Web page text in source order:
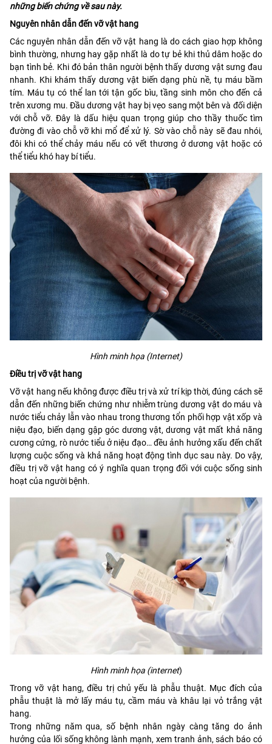
những biến chứng về sau này.
Nguyên nhân dẫn đến vỡ vật hang
Các nguyên nhân dẫn đến vỡ vật hang là do cách giao hợp không
bình thường, nhưng hay gặp nhất là do tự bẻ khi thủ dâm hoặc do
bạn tình bẻ. Khi đó bản thân người bệnh thấy dương vật sưng đau
nhanh. Khi khám thấy dương vật biến dạng phù nề, tụ máu bầm
tím. Máu tụ có thể lan tới tận gốc bìu, tầng sinh môn cho đến cả
trên xương mu. Ðầu dương vật hay bị vẹo sang một bên và đối diện
với chỗ vỡ. Ðây là dấu hiệu quan trọng giúp cho thầy thuốc tìm
đường đi vào chỗ vỡ khi mổ để xử lý. Sờ vào chỗ này sẽ đau nhói,
đôi khi có thể chảy máu nếu có vết thương ở dương vật hoặc có
thể tiểu khó hay bí tiểu.
Hình minh họa (Internet)
Điều trị vỡ vật hang
Vỡ vật hang nếu không được điều trị và xử trí kịp thời, đúng cách sẽ
dẫn đến những biến chứng như nhiễm trùng dương vật do máu và
nước tiểu chảy lẫn vào nhau trong thương tổn phối hợp vật xốp và
niệu đạo, biến dạng gập góc dương vật, dương vật mất khả năng
cương cứng, rò nước tiểu ở niệu đạo… đều ảnh hưởng xấu đến chất
lượng cuộc sống và khả năng hoạt động tình dục sau này. Do vậy,
điều trị vỡ vật hang có ý nghĩa quan trọng đối với cuộc sống sinh
hoạt của người bệnh.
Hình minh họa (internet)
Trong vỡ vật hang, điều trị chủ yếu là phẫu thuật. Mục đích của
phẫu thuật là mở lấy máu tụ, cầm máu và khâu lại vỏ trắng vật
hang.
Trong những năm qua, số bệnh nhân ngày càng tăng do ảnh
hưởng của lối sống không lành mạnh, xem tranh ảnh, sách báo có